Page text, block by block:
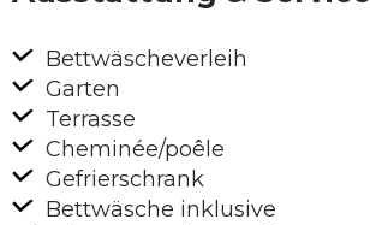
Bettwäscheverleih
Garten
Terrasse
Cheminée/poêle
Gefrierschrank
Bettwäsche inklusive